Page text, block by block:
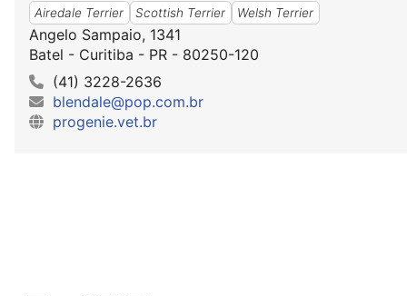
Airedale Terrier Scottish Terrier Welsh Terrier
Angelo Sampaio, 1341
Batel - Curitiba - PR - 80250-120
(41) 3228-2636
blendale@pop.com.br
progenie.vet.br